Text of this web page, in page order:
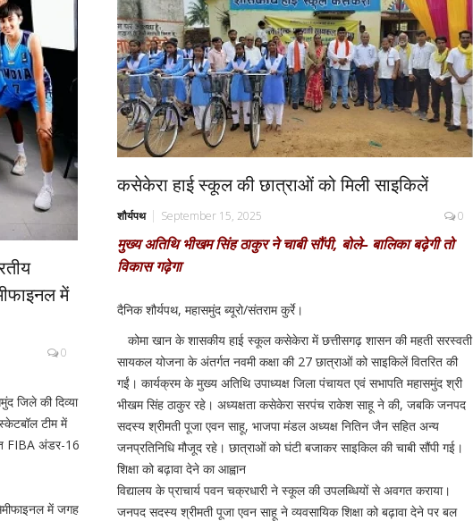
में
0
जिले की दिव्या
टीम में
FIBA अंडर-16
में जगह
कसेकेरा हाई स्कूल की छात्राओं को मिली साइकिलें
शौर्यपथ September 15, 2025 0
मुख्य अतिथि भीखम सिंह ठाकुर ने चाबी सौंपी, बोले– बालिका बढ़ेगी तो
विकास गढ़ेगा
दैनिक शौर्यपथ, महासमुंद ब्यूरो/संतराम कुर्रे।
कोमा खान के शासकीय हाई स्कूल कसेकेरा में छत्तीसगढ़ शासन की महती सरस्वती
सायकल योजना के अंतर्गत नवमी कक्षा की 27 छात्राओं को साइकिलें वितरित की
गईं। कार्यक्रम के मुख्य अतिथि उपाध्यक्ष जिला पंचायत एवं सभापति महासमुंद श्री
भीखम सिंह ठाकुर रहे। अध्यक्षता कसेकेरा सरपंच राकेश साहू ने की, जबकि जनपद
सदस्य श्रीमती पूजा एवन साहू, भाजपा मंडल अध्यक्ष नितिन जैन सहित अन्य
जनप्रतिनिधि मौजूद रहे। छात्राओं को घंटी बजाकर साइकिल की चाबी सौंपी गई।
शिक्षा को बढ़ावा देने का आह्वान
विद्यालय के प्राचार्य पवन चक्रधारी ने स्कूल की उपलब्धियों से अवगत कराया।
जनपद सदस्य श्रीमती पूजा एवन साहू ने व्यवसायिक शिक्षा को बढ़ावा देने पर बल